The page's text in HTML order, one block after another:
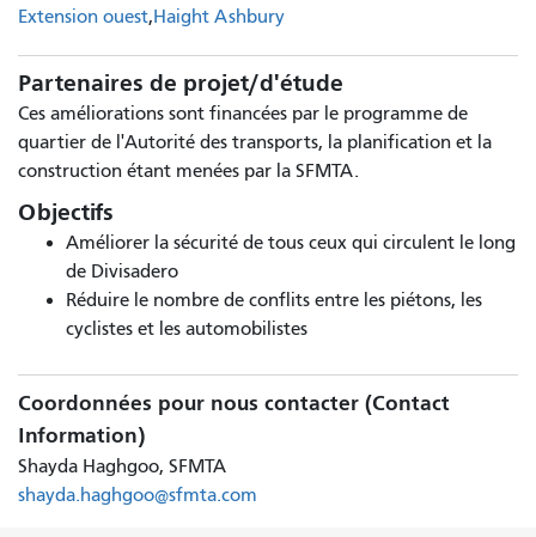
Extension ouest Haight Ashbury
Partenaires de projet/d'étude
Ces améliorations sont financées par le programme de
quartier de l'Autorité des transports, la planification et la
construction étant menées par la SFMTA.
Objectifs
Améliorer la sécurité de tous ceux qui circulent le long
de Divisadero
Réduire le nombre de conflits entre les piétons, les
cyclistes et les automobilistes
Coordonnées pour nous contacter (Contact
Information)
Shayda Haghgoo, SFMTA
shayda.haghgoo@sfmta.com